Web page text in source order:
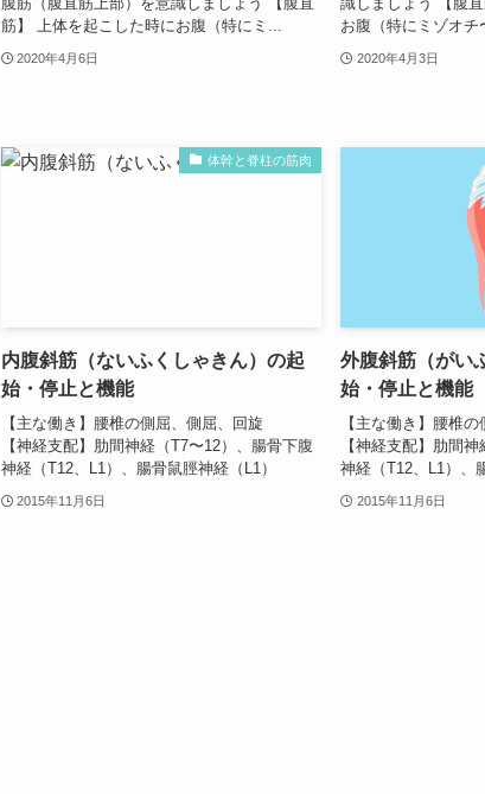
筋】 上体を起こした時にお腹（特にミ...
2020年4月6日
お腹（特にミゾオチ
2020年4月3日
体幹と脊柱の筋肉
内腹斜筋（ないふくしゃきん）の起
始・停止と機能
【主な働き】腰椎の側屈、側屈、回旋
【神経支配】肋間神経（T7〜12）、腸骨下腹
神経（T12、L1）、腸骨鼠脛神経（L1）
2015年11月6日
外腹斜筋（がい
始・停止と機能
【主な働き】腰椎
【神経支配】肋間
神経（T12、L1）、
2015年11月6日